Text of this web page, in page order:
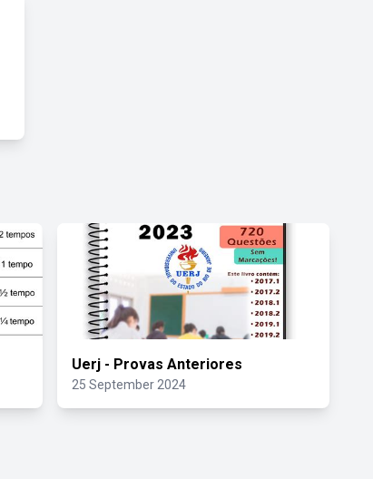
Uerj - Provas Anteriores
25 September 2024